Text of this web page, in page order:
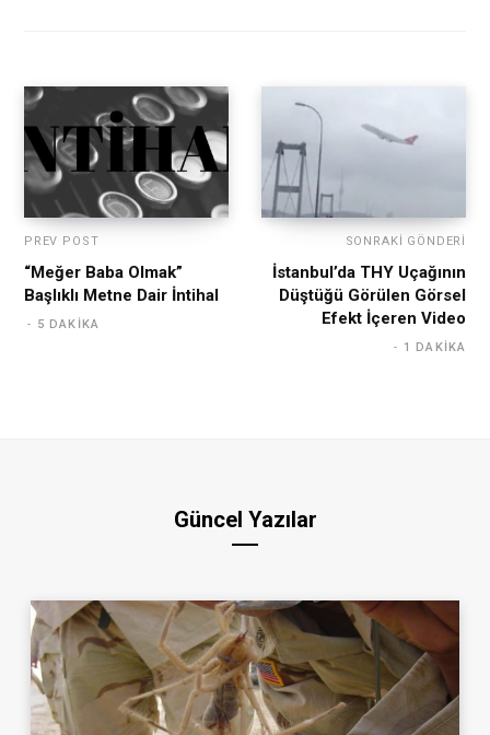
PREV POST
“Meğer Baba Olmak”
Başlıklı Metne Dair İntihal
5 DAKIKA
SONRAKI GÖNDERI
İstanbul’da THY Uçağının
Düştüğü Görülen Görsel
Efekt İçeren Video
1 DAKIKA
Güncel Yazılar